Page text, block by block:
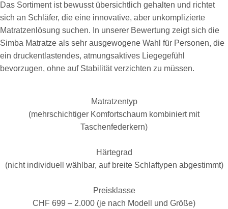
Das Sortiment ist bewusst übersichtlich gehalten und richtet
sich an Schläfer, die eine innovative, aber unkomplizierte
Matratzenlösung suchen. In unserer Bewertung zeigt sich die
Simba Matratze als sehr ausgewogene Wahl für Personen, die
ein druckentlastendes, atmungsaktives Liegegefühl
bevorzugen, ohne auf Stabilität verzichten zu müssen.
Matratzentyp
(mehrschichtiger Komfortschaum kombiniert mit
Taschenfederkern)
Härtegrad
(nicht individuell wählbar, auf breite Schlaftypen abgestimmt)
Preisklasse
CHF 699 – 2.000 (je nach Modell und Größe)